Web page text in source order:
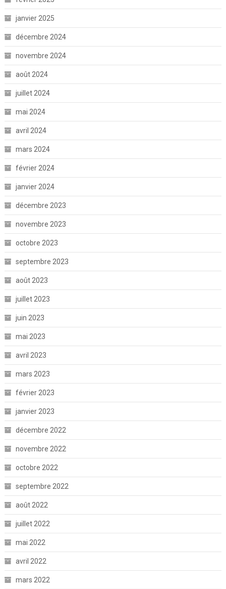
janvier 2025
décembre 2024
novembre 2024
août 2024
juillet 2024
mai 2024
avril 2024
mars 2024
février 2024
janvier 2024
décembre 2023
novembre 2023
octobre 2023
septembre 2023
août 2023
juillet 2023
juin 2023
mai 2023
avril 2023
mars 2023
février 2023
janvier 2023
décembre 2022
novembre 2022
octobre 2022
septembre 2022
août 2022
juillet 2022
mai 2022
avril 2022
mars 2022